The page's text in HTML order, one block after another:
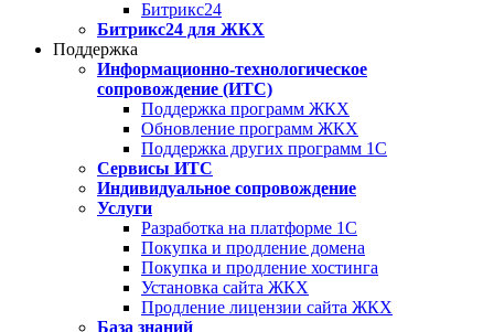
Битрикс24
Битрикс24 для ЖКХ
Поддержка
Информационно-технологическое
сопровождение (ИТС)
Поддержка программ ЖКХ
Обновление программ ЖКХ
Поддержка других программ 1С
Сервисы ИТС
Индивидуальное сопровождение
Услуги
Разработка на платформе 1С
Покупка и продление домена
Покупка и продление хостинга
Установка сайта ЖКХ
Продление лицензии сайта ЖКХ
База знаний